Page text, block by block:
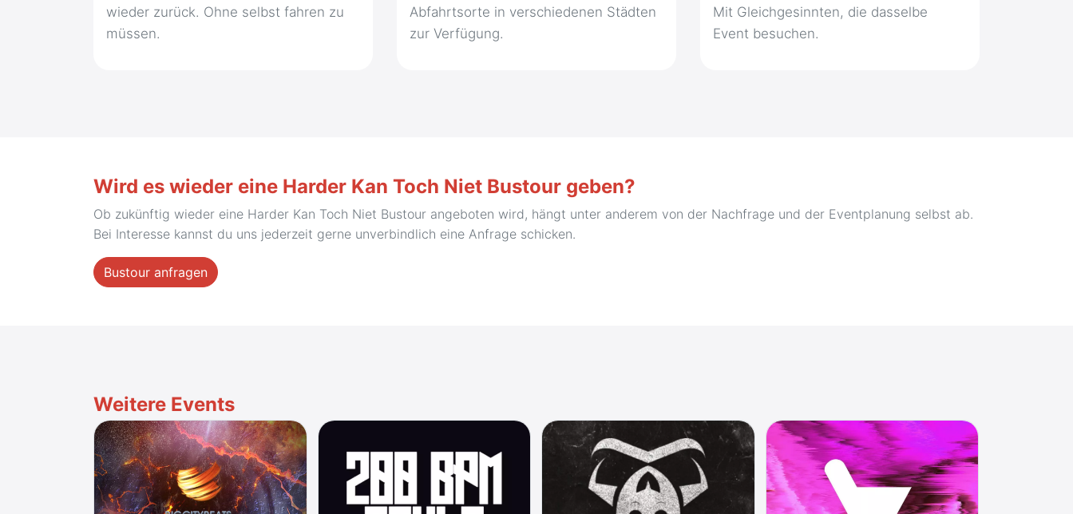
wieder zurück. Ohne selbst fahren zu
müssen.
Abfahrtsorte in verschiedenen Städten
zur Verfügung.
Mit Gleichgesinnten, die dasselbe
Event besuchen.
Wird es wieder eine Harder Kan Toch Niet Bustour geben?
Ob zukünftig wieder eine Harder Kan Toch Niet Bustour angeboten wird, hängt unter anderem von der Nachfrage und der Eventplanung selbst ab.
Bei Interesse kannst du uns jederzeit gerne unverbindlich eine Anfrage schicken.
Bustour anfragen
Weitere Events